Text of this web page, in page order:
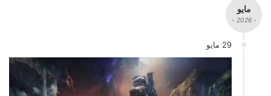
مايو
- 2026 -
29 مايو